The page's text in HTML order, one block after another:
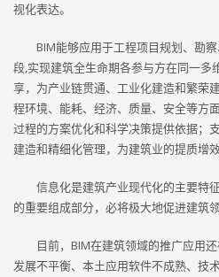
视化表达。
BIM能够应用于工程项目规划、勘
段,实现建筑全生命期各参与方在同一多
享，为产业链贯通、工业化建造和繁荣
程环境、能耗、经济、质量、安全等方
过程的方案优化和科学决策提供依据；
建造和精细化管理，为建筑业的提质增
信息化是建筑产业现代化的主要特
的重要组成部分，必将极大地促进建筑
目前，BIM在建筑领域的推广应用
发展不平衡、本土应用软件不成熟、技